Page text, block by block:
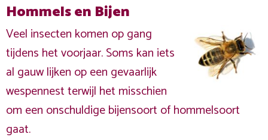
Hommels en Bijen
Veel insecten komen op gang
tijdens het voorjaar. Soms kan iets
al gauw lijken op een gevaarlijk
wespennest terwijl het misschien
om een onschuldige bijensoort of hommelsoort
gaat.